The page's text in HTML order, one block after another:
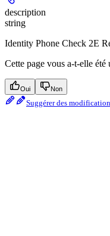
description
string
Identity Phone Check 2E
Cette page vous a-t-elle été
Oui Non
Suggérer des